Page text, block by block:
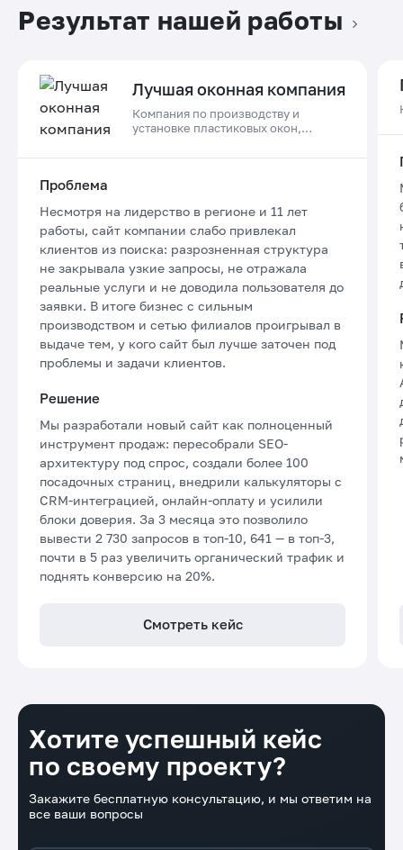
Результат нашей работы
Лучшая оконная компания
Компания по производству и
установке пластиковых окон,
Смотреть кейс
Проблема
Несмотря на лидерство в регионе и 11 лет
работы, сайт компании слабо привлекал
клиентов из поиска: разрозненная структура
не закрывала узкие запросы, не отражала
реальные услуги и не доводила пользователя до
заявки. В итоге бизнес с сильным
производством и сетью филиалов проигрывал в
выдаче тем, у кого сайт был лучше заточен под
проблемы и задачи клиентов.
Решение
Мы разработали новый сайт как полноценный
инструмент продаж: пересобрали SEO-
архитектуру под спрос, создали более 100
посадочных страниц, внедрили калькуляторы с
CRM-интеграцией, онлайн-оплату и усилили
блоки доверия. За 3 месяца это позволило
вывести 2 730 запросов в топ-10, 641 — в топ-3,
почти в 5 раз увеличить органический трафик и
поднять конверсию на 20%.
Хотите успешный кейс
по своему проекту?
Закажите бесплатную консультацию, и мы ответим на
все ваши вопросы